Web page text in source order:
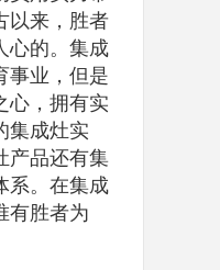
以来，胜者
心的。集成
事业，但是
心，拥有实
集成灶实
产品还有集
系。在集成
有胜者为